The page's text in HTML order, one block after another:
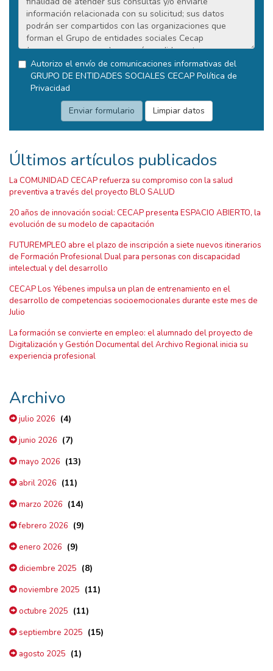
Autorizo el envío de comunicaciones informativas del
GRUPO DE ENTIDADES SOCIALES CECAP Política de
Privacidad
Últimos artículos publicados
La COMUNIDAD CECAP refuerza su compromiso con la salud
preventiva a través del proyecto BLO SALUD
20 años de innovación social: CECAP presenta ESPACIO ABIERTO, la
evolución de su modelo de capacitación
FUTUREMPLEO abre el plazo de inscripción a siete nuevos itinerarios
de Formación Profesional Dual para personas con discapacidad
intelectual y del desarrollo
CECAP Los Yébenes impulsa un plan de entrenamiento en el
desarrollo de competencias socioemocionales durante este mes de
Julio
La formación se convierte en empleo: el alumnado del proyecto de
Digitalización y Gestión Documental del Archivo Regional inicia su
experiencia profesional
Archivo
julio 2026 (4)
junio 2026 (7)
mayo 2026 (13)
abril 2026 (11)
marzo 2026 (14)
febrero 2026 (9)
enero 2026 (9)
diciembre 2025 (8)
noviembre 2025 (11)
octubre 2025 (11)
septiembre 2025 (15)
agosto 2025 (1)